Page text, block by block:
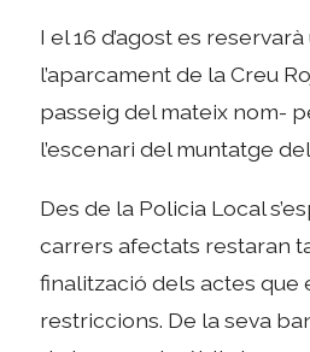
I el 16 d’agost es
l’aparcament de la Creu
passeig del mateix nom-
l’escenari del muntatge del
Des de la Policia Local
carrers afectats restaran
finalització dels actes que
restriccions. De la seva